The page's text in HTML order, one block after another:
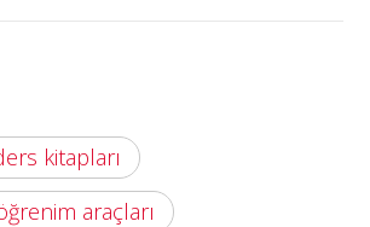
kitapları
araçları